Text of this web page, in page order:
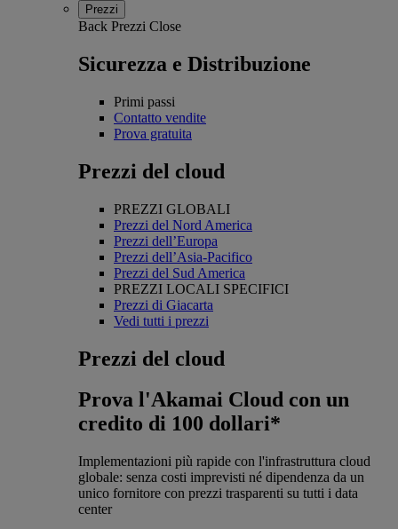
Prezzi
Back Prezzi Close
Sicurezza e Distribuzione
Primi passi
Contatto vendite
Prova gratuita
Prezzi del cloud
PREZZI GLOBALI
Prezzi del Nord America
Prezzi dell’Europa
Prezzi dell’Asia-Pacifico
Prezzi del Sud America
PREZZI LOCALI SPECIFICI
Prezzi di Giacarta
Vedi tutti i prezzi
Prezzi del cloud
Prova l'Akamai Cloud con un
credito di 100 dollari*
Implementazioni più rapide con l'infrastruttura cloud
globale: senza costi imprevisti né dipendenza da un
unico fornitore con prezzi trasparenti su tutti i data
center